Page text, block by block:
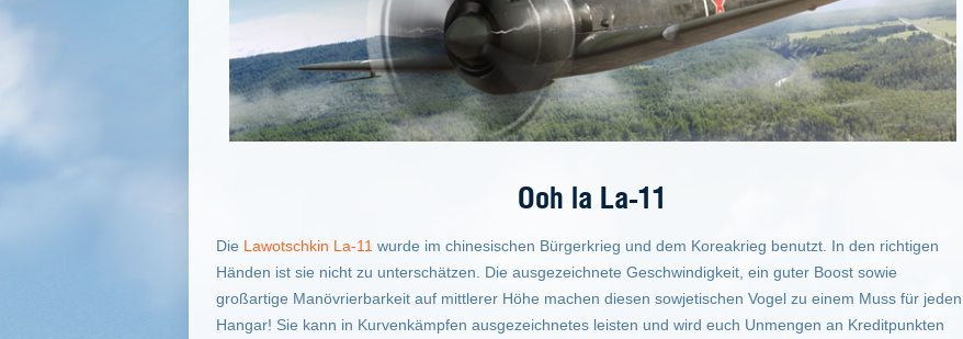
Ooh la La-11
Die Lawotschkin La-11 wurde im chinesischen Bürgerkrieg und dem Koreakrieg benutzt. In den richtigen
Händen ist sie nicht zu unterschätzen. Die ausgezeichnete Geschwindigkeit, ein guter Boost sowie
großartige Manövrierbarkeit auf mittlerer Höhe machen diesen sowjetischen Vogel zu einem Muss für jeden
Hangar! Sie kann in Kurvenkämpfen ausgezeichnetes leisten und wird euch Unmengen an Kreditpunkten